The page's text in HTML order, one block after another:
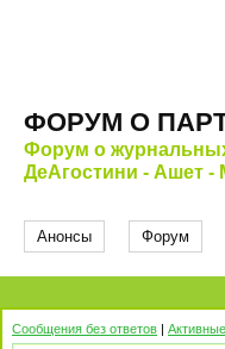
ФОРУМ О
Форум о
ДеАгостини - Ашет -
Анонсы Форум
Сообщения без ответов |